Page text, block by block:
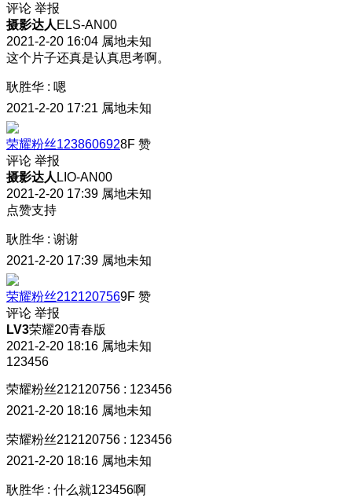
评论 举报
摄影达人 ELS-AN00
2021-2-20 16:04 属地未知
这个片子还真是认真思考啊。
耿胜华 : 嗯
2021-2-20 17:21 属地未知
荣耀粉丝1238606928F 赞
评论 举报
摄影达人 LIO-AN00
2021-2-20 17:39 属地未知
点赞支持
耿胜华 : 谢谢
2021-2-20 17:39 属地未知
荣耀粉丝2121207569F 赞
评论 举报
LV3荣耀20青春版
2021-2-20 18:16 属地未知
123456
荣耀粉丝212120756 : 123456
2021-2-20 18:16 属地未知
荣耀粉丝212120756 : 123456
2021-2-20 18:16 属地未知
耿胜华 : 什么就123456啊